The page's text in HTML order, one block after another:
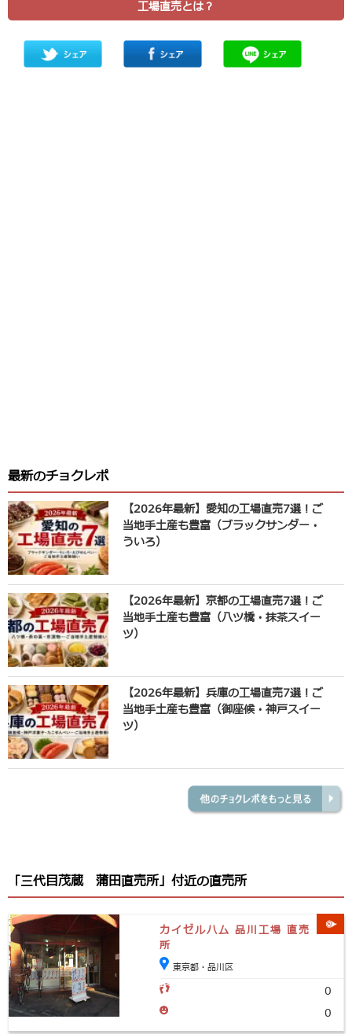
工場直売とは？
最新のチョクレポ
【2026年最新】愛知の工場直売7選！ご
当地手土産も豊富（ブラックサンダー・
ういろ）
【2026年最新】京都の工場直売7選！ご
当地手土産も豊富（八ツ橋・抹茶スイー
ツ）
【2026年最新】兵庫の工場直売7選！ご
当地手土産も豊富（御座候・神戸スイー
ツ）
「三代目茂蔵 蒲田直売所」付近の直売所
カイゼルハム 品川工場 直売
所
東京都・品川区
0
0